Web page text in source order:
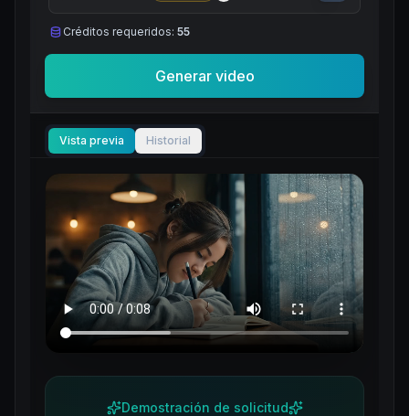
Créditos requeridos: 55
Generar video
Vista previa Historial
Demostración de solicitud